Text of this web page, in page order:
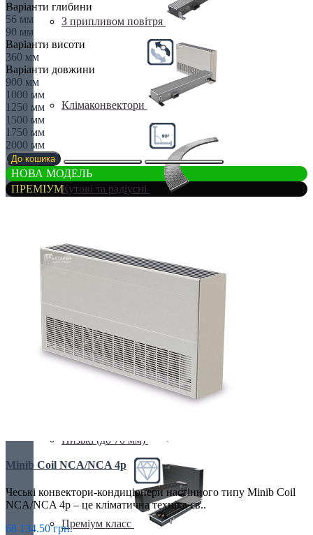
З припливом повітря
Клімаконвектори
Кутові та радіусні
Недорогі
Низькі (до 70 мм)
Преміум класс
Варіанти глибини
56 мм
90 мм
Варіанти висоти
360 мм
Варіанти довжини
900 мм
1000 мм
1250 мм
1500 мм
1750 мм
2000 мм
До кошика
НОВА МОДЕЛЬ
ПРЕМІУМ
Minib Coil NCA/NCA 4p
Чеські конвектори-кондиціонери настінного типу Minib Coil
NCA/NCA 4p – це кліматична техніка єв..
68 134.50 грн.